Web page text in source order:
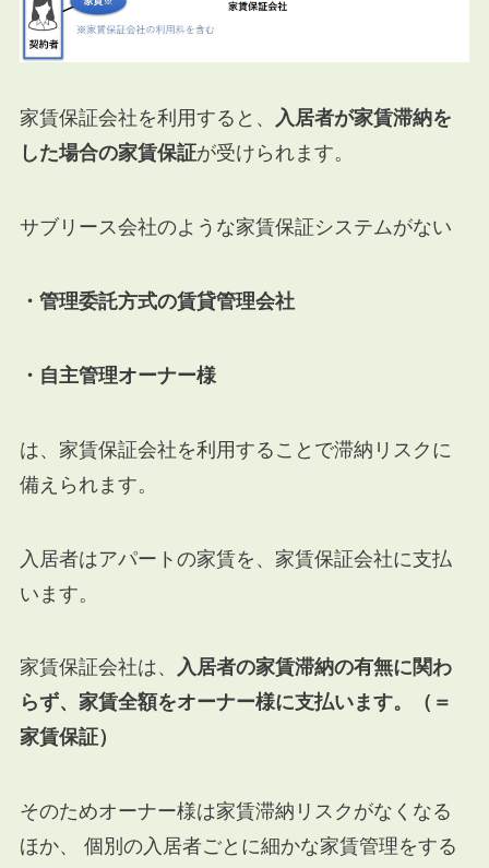
家賃保証会社を利用すると、
入居者が家賃滞納を
した場合の家賃保証が受けられます。
サブリース会社のような家賃保証システムがない
・管理委託方式の賃貸管理会社
・自主管理オーナー様
は、家賃保証会社を利用することで滞納リスクに
備えられます。
入居者はアパートの家賃を、家賃保証会社に支払
います。
家賃保証会社は、
入居者の家賃滞納の有無に関わ
らず、家賃全額をオーナー様に支払います。（＝
家賃保証）
そのためオーナー様は家賃滞納リスクがなくなる
ほか、 個別の入居者ごとに細かな家賃管理をする